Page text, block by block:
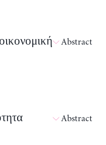
Abstract
Abstract